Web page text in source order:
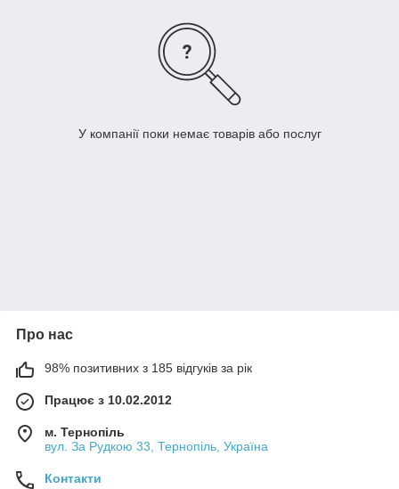
У компанії поки немає товарів або послуг
Про нас
98% позитивних з 185 відгуків за рік
Працює з 10.02.2012
м. Тернопіль
вул. За Рудкою 33, Тернопіль, Україна
Контакти